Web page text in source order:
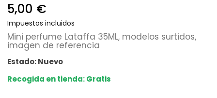
5,00 €
Impuestos incluidos
Mini perfume Lataffa 35ML, modelos surtidos,
imagen de referencia
Estado: Nuevo
Recogida en tienda: Gratis